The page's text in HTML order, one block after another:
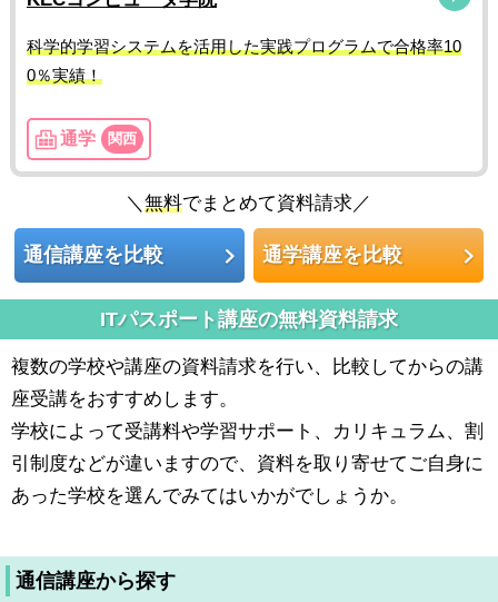
科学的学習システムを活用した実践プログラムで合格率10
0％実績！
通学 関西
＼無料でまとめて資料請求／
通信講座を比較 通学講座を比較
ITパスポート講座の無料資料請求
複数の学校や講座の資料請求を行い、比較してからの講
座受講をおすすめします。
学校によって受講料や学習サポート、カリキュラム、割
引制度などが違いますので、資料を取り寄せてご自身に
あった学校を選んでみてはいかがでしょうか。
通信講座から探す